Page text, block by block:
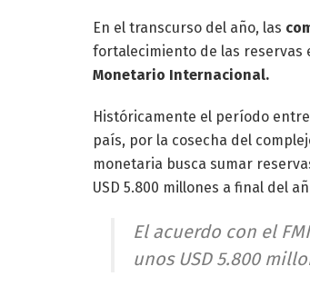
En el transcurso del año, las
fortalecimiento de las reservas
Monetario Internacional.
Históricamente el período entre
país, por la cosecha del
monetaria busca sumar
USD 5.800 millones a final del
El acuerdo con el
unos USD 5.800